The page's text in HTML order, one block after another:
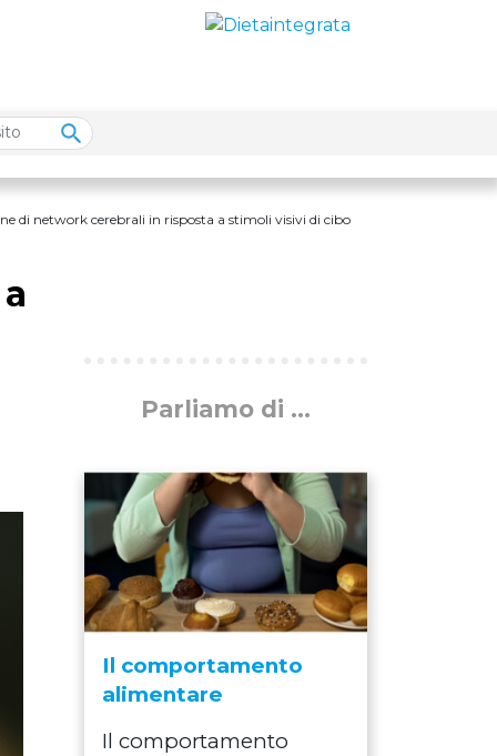
di network cerebrali in risposta a stimoli visivi di cibo
Parliamo di …
Il comportamento
alimentare
Il comportamento